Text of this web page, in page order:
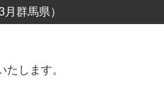
群馬県）
します。